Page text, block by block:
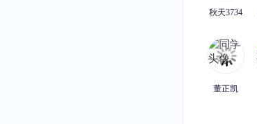
秋天3734
董正凯